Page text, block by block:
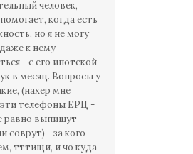
человек,
когда есть
но я не могу
к нему
- с его ипотекой
в месяц. Вопросы у
(нахер мне
телефоны ЕРЦ -
равно выпишут
соврут) - за кого
тттищи, и чо куда